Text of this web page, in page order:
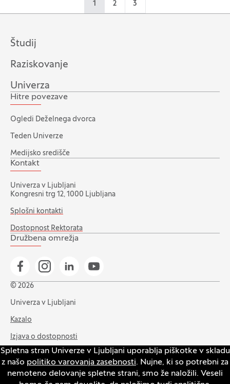
Spletna stran Univerze v Ljubljani uporablja piškotke v skladu
z našo politiko varovanja zasebnosti. Nujne, ki so potrebni za
nemoteno delovanje spletne strani, smo že naložili. Veseli
1 2 3
Študij
Raziskovanje
Univerza
Hitre povezave
Ogledi Deželnega dvorca
Teden Univerze
Medijsko središče
Kontakt
Univerza v Ljubljani
Kongresni trg 12, 1000 Ljubljana
Splošni kontakti
Dostopnost Rektorata
Družbena omrežja
Pojdi na našo Facebook stran
Pojdi na našo Instagram stran
Pojdi na Linkedin stran
Pojdi na YouTube stran
© 2026
Univerza v Ljubljani
Kazalo
Izjava o dostopnosti
Varstvo zasebnosti in piškotkov
Intranet